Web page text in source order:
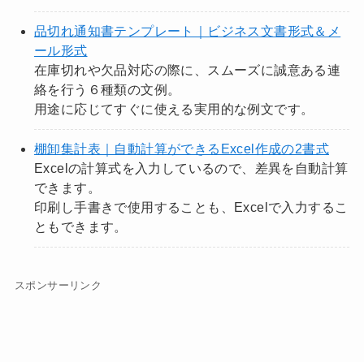
品切れ通知書テンプレート｜ビジネス文書形式＆メ
ール形式
在庫切れや欠品対応の際に、スムーズに誠意ある連
絡を行う６種類の文例。
用途に応じてすぐに使える実用的な例文です。
棚卸集計表｜自動計算ができるExcel作成の2書式
Excelの計算式を入力しているので、差異を自動計算
できます。
印刷し手書きで使用することも、Excelで入力するこ
ともできます。
スポンサーリンク